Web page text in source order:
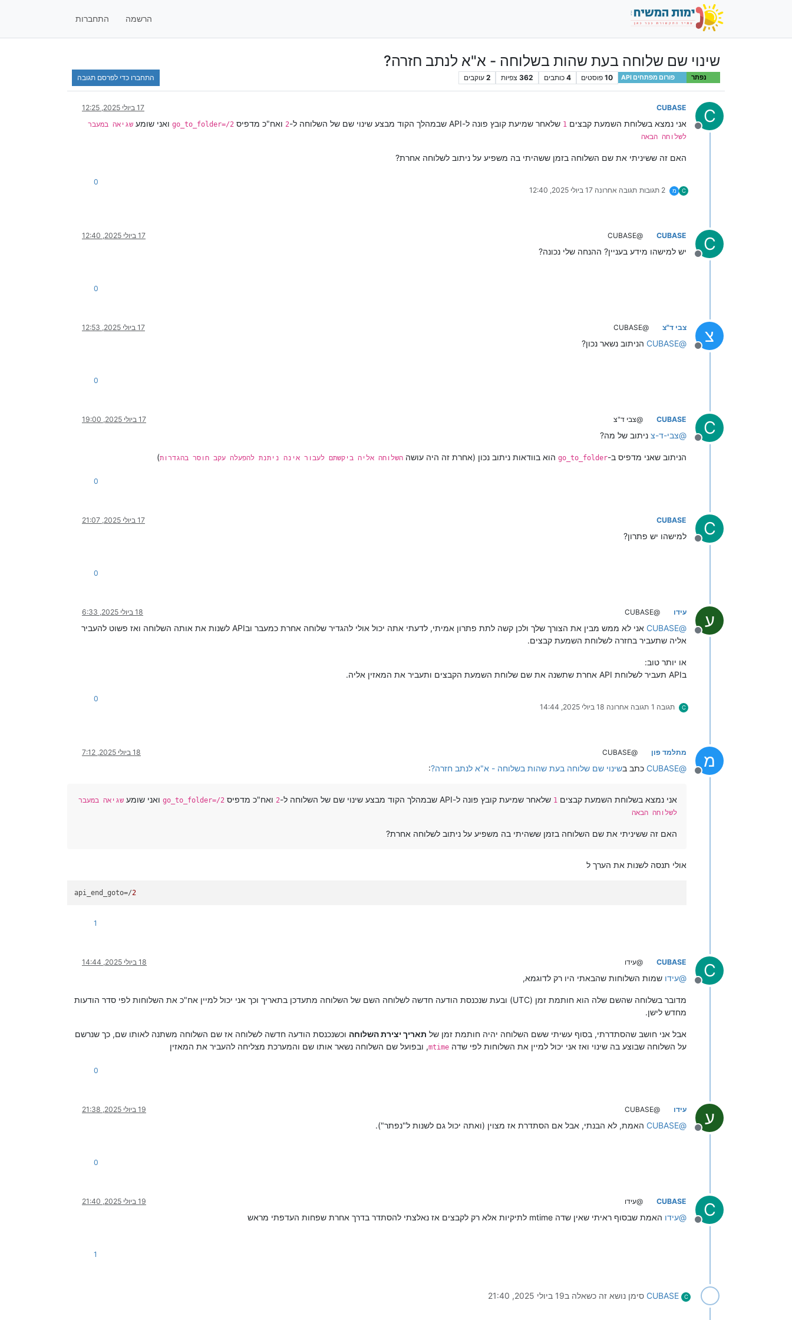
הרשמה התחברות
שינוי שם שלוחה בעת שהות בשלוחה - א"א לנתב חזרה?
נפתר פורום מפתחים API 10 פוסטים 4 כותבים 362 צפיות 2 עוקבים התחברו כדי לפרסם תגובה
C
מנותק
CUBASE 17 ביולי 2025, 12:25
אני נמצא בשלוחת השמעת קבצים 1 שלאחר שמיעת קובץ פונה ל-API שבמהלך הקוד מבצע שינוי שם של השלוחה ל- 2 ואח"כ מדפיס go_to_folder=/2 ואני שומע שגיאה במעבר
לשלוחה הבאה
האם זה ששיניתי את שם השלוחה בזמן ששהיתי בה משפיע על ניתוב לשלוחה אחרת?
C מ 2 תגובות תגובה אחרונה 17 ביולי 2025, 12:40
0
C
מנותק
CUBASE
@CUBASE 17 ביולי 2025, 12:40
יש למישהו מידע בעניין? ההנחה שלי נכונה?
0
צ
מנותק
צבי ד"צ @CUBASE 17 ביולי 2025, 12:53
@
CUBASE הניתוב נשאר נכון?
0
C
מנותק
CUBASE @צבי ד"צ 17 ביולי 2025, 19:00
@צבי-ד-צ ניתוב של מה?
הניתוב שאני מדפיס ב-go_to_folder הוא בוודאות ניתוב נכון (אחרת זה היה עושה השלוחה אליה ביקשתם לעבור אינה ניתנת להפעלה עקב חוסר בהגדרות)
0
C
מנותק
CUBASE 17 ביולי 2025, 21:07
למישהו יש פתרון?
0
ע
מנותק
עידו @CUBASE 18 ביולי 2025, 6:33
@
CUBASE
אני לא ממש מבין את הצורך שלך ולכן קשה לתת פתרון אמיתי, לדעתי אתה יכול אולי להגדיר שלוחה אחרת כמעבר ובAPI לשנות את אותה השלוחה ואז פשוט להעביר
אליה שתעביר בחזרה לשלוחת השמעת קבצים.
או יותר טוב:
בAPI תעביר לשלוחת API אחרת שתשנה את שם שלוחת השמעת הקבצים ותעביר את המאזין אליה.
C תגובה 1 תגובה אחרונה 18 ביולי 2025, 14:44
0
מ
מנותק
מתלמד פון @CUBASE 18 ביולי 2025, 7:12
@
CUBASE כתב בשינוי שם שלוחה בעת שהות בשלוחה - א"א לנתב חזרה?:
אני נמצא בשלוחת השמעת קבצים 1 שלאחר שמיעת קובץ פונה ל-API שבמהלך הקוד מבצע שינוי שם של השלוחה ל- 2 ואח"כ מדפיס go_to_folder=/2 ואני שומע שגיאה במעבר
לשלוחה הבאה
האם זה ששיניתי את שם השלוחה בזמן ששהיתי בה משפיע על ניתוב לשלוחה אחרת?
אולי תנסה לשנות את הערך ל
api_end_goto=/2
1
C
מנותק
CUBASE @עידו 18 ביולי 2025, 14:44
@עידו שמות השלוחות שהבאתי היו רק לדוגמא,
מדובר בשלוחה שהשם שלה הוא חותמת זמן (UTC) ובעת שנכנסת הודעה חדשה לשלוחה השם של השלוחה מתעדכן בתאריך וכך אני יכול למיין אח"כ את השלוחות לפי סדר הודעות
מחדש לישן.
אבל אני חושב שהסתדרתי, בסוף עשיתי ששם השלוחה יהיה חותמת זמן של תאריך יצירת השלוחה וכשנכנסת הודעה חדשה לשלוחה אז שם השלוחה משתנה לאותו שם, כך שנרשם
על השלוחה שבוצע בה שינוי ואז אני יכול למיין את השלוחות לפי שדה mtime, ובפועל שם השלוחה נשאר אותו שם והמערכת מצליחה להעביר את המאזין
0
ע
מנותק
עידו @CUBASE 19 ביולי 2025, 21:38
@
CUBASE האמת, לא הבנתי, אבל אם הסתדרת אז מצוין (ואתה יכול גם לשנות ל"נפתר").
0
C
מנותק
CUBASE @עידו 19 ביולי 2025, 21:40
@עידו האמת שבסוף ראיתי שאין שדה mtime לתיקיות אלא רק לקבצים אז נאלצתי להסתדר בדרך אחרת שפחות העדפתי מראש
1
C
CUBASE סימן נושא זה כשאלה ב19 ביולי 2025, 21:40